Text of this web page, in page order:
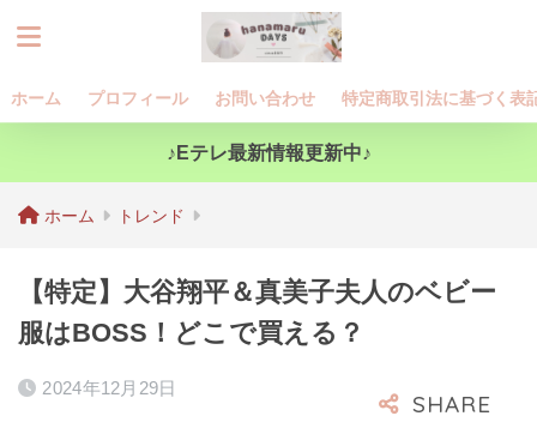
ホーム プロフィール お問い合わせ 特定商取引法に基づく表
♪Eテレ最新情報更新中♪
ホーム トレンド
【特定】大谷翔平＆真美子夫人のベビー
服はBOSS！どこで買える？
2024年12月29日